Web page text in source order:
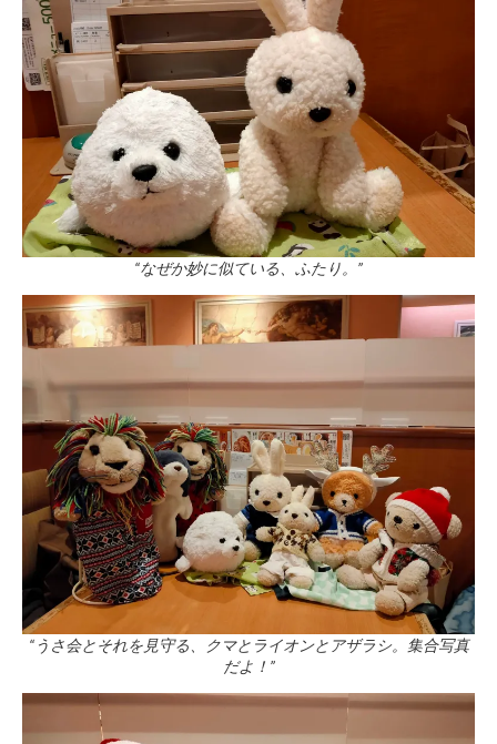
“なぜか妙に似ている、ふたり。”
“うさ会とそれを見守る、クマとライオンとアザラシ。集合写真
だよ！”